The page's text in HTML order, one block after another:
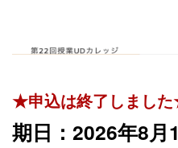
★申込は終了しまし
期日：2026年8月